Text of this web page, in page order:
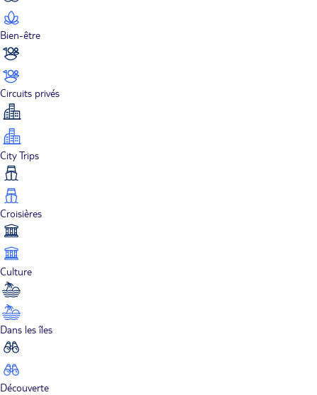
Bien-être
Circuits privés
City Trips
Croisières
Culture
Dans les îles
Découverte